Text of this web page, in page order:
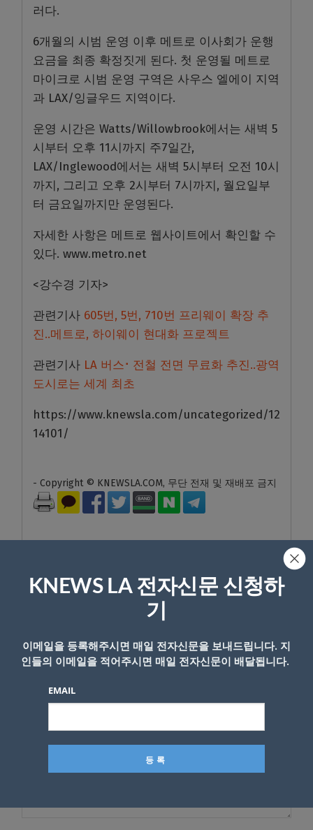
러다.
6개월의 시범 운영 이후 메트로 이사회가 운행
요금을 최종 확정짓게 된다. 첫 운영될 메트로
마이크로 시범 운영 구역은 사우스 엘에이 지역
과 LAX/잉글우드 지역이다.
운영 시간은 Watts/Willowbrook에서는 새벽 5
시부터 오후 11시까지 주7일간,
LAX/Inglewood에서는 새벽 5시부터 오전 10시
까지, 그리고 오후 2시부터 7시까지, 월요일부
터 금요일까지만 운영된다.
자세한 사항은 메트로 웹사이트에서 확인할 수
있다. www.metro.net
<강수경 기자>
관련기사 605번, 5번, 710번 프리웨이 확장 추
진..메트로, 하이웨이 현대화 프로젝트
관련기사 LA 버스⠂전철 전면 무료화 추진..광역
도시로는 세계 최초
https://www.knewsla.com/uncategorized/12
14101/
- Copyright © KNEWSLA.COM, 무단 전재 및 재배포 금지
답글 남기기
다
*
KNEWS LA 전자신문 신청하
기
이메일을 등록해주시면 매일 전자신문을 보내드립니다. 지
인들의 이메일을 적어주시면 매일 전자신문이 배달됩니다.
EMAIL